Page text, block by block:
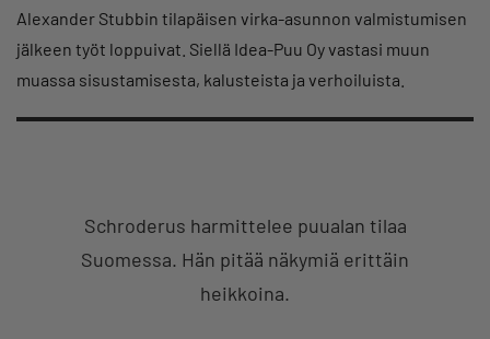
Alexander Stubbin tilapäisen virka-asunnon valmistumisen
jälkeen työt loppuivat. Siellä Idea-Puu Oy vastasi muun
muassa sisustamisesta, kalusteista ja verhoiluista.
Schroderus harmittelee puualan tilaa
Suomessa. Hän pitää näkymiä erittäin
heikkoina.